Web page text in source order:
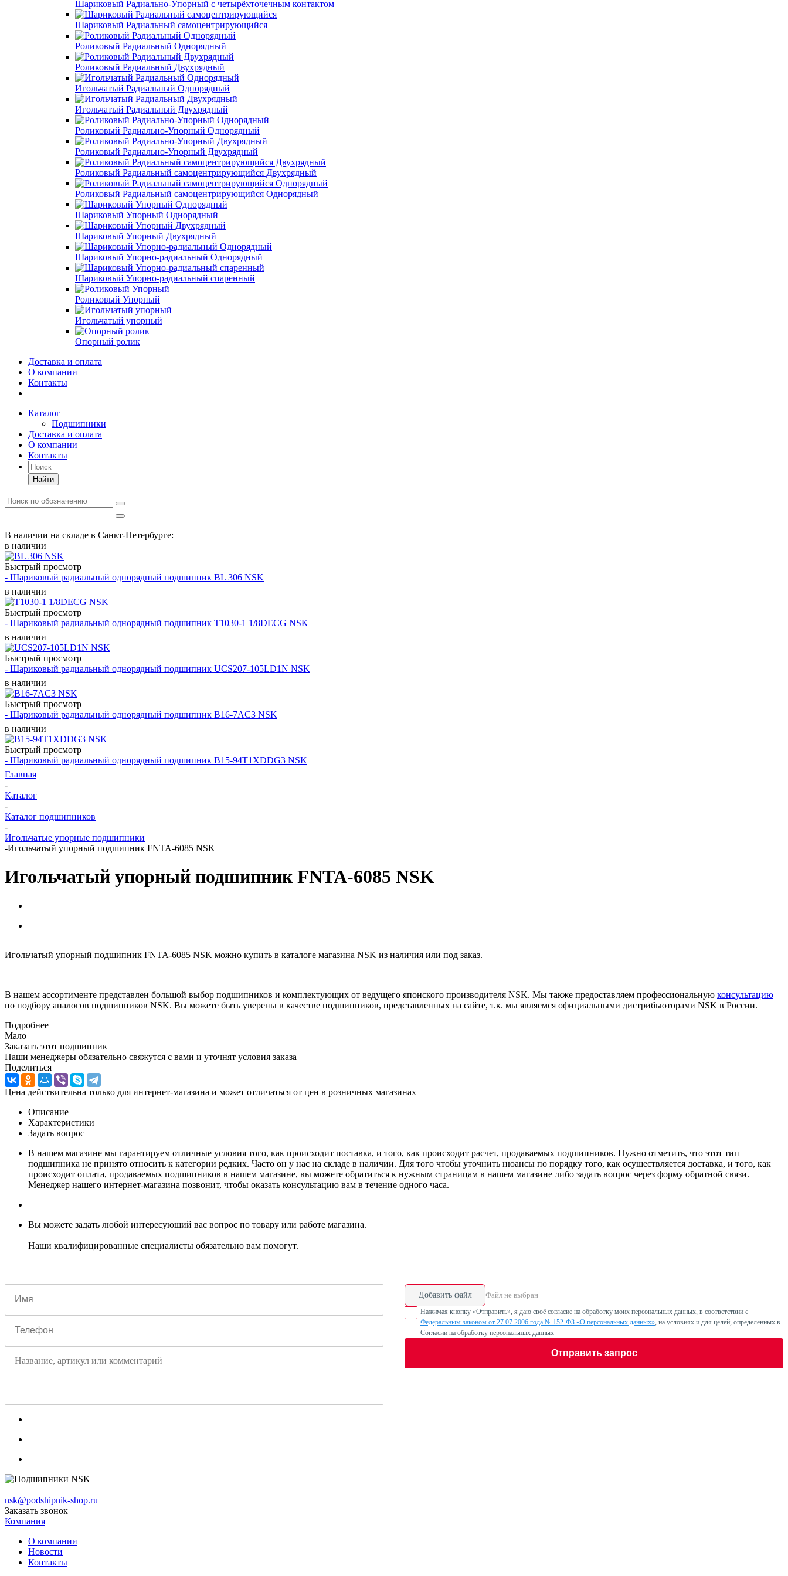
Шариковый Радиально-Упорный с четырёхточечным контактом
Шариковый Радиальный самоцентрирующийся
Роликовый Радиальный Однорядный
Роликовый Радиальный Двухрядный
Игольчатый Радиальный Однорядный
Игольчатый Радиальный Двухрядный
Роликовый Радиально-Упорный Однорядный
Роликовый Радиально-Упорный Двухрядный
Роликовый Радиальный самоцентрирующийся Двухрядный
Роликовый Радиальный самоцентрирующийся Однорядный
Шариковый Упорный Однорядный
Шариковый Упорный Двухрядный
Шариковый Упорно-радиальный Однорядный
Шариковый Упорно-радиальный спаренный
Роликовый Упорный
Игольчатый упорный
Опорный ролик
Доставка и оплата
О компании
Контакты
Каталог
Подшипники
Доставка и оплата
О компании
Контакты
Найти
В наличии на складе в Санкт-Петербурге:
в наличии
Быстрый просмотр
- Шариковый радиальный однорядный подшипник BL 306 NSK
в наличии
Быстрый просмотр
- Шариковый радиальный однорядный подшипник T1030-1 1/8DECG NSK
в наличии
Быстрый просмотр
- Шариковый радиальный однорядный подшипник UCS207-105LD1N NSK
в наличии
Быстрый просмотр
- Шариковый радиальный однорядный подшипник B16-7AC3 NSK
в наличии
Быстрый просмотр
- Шариковый радиальный однорядный подшипник B15-94T1XDDG3 NSK
Главная
-
Каталог
-
Каталог подшипников
-
Игольчатые упорные подшипники
-Игольчатый упорный подшипник FNTA-6085 NSK
Игольчатый упорный подшипник FNTA-6085 NSK
Игольчатый упорный подшипник FNTA-6085 NSK можно купить в каталоге магазина NSK из наличия или под заказ.
В нашем ассортименте представлен большой выбор подшипников и комплектующих от ведущего японского производителя NSK. Мы также предоставляем профессиональную консультацию
по подбору аналогов подшипников NSK. Вы можете быть уверены в качестве подшипников, представленных на сайте, т.к. мы являемся официальными дистрибьюторами NSK в России.
Подробнее
Мало
Заказать этот подшипник
Наши менеджеры обязательно свяжутся с вами и уточнят условия заказа
Поделиться
Цена действительна только для интернет-магазина и может отличаться от цен в розничных магазинах
Описание
Характеристики
Задать вопрос
В нашем магазине мы гарантируем отличные условия того, как происходит поставка, и того, как происходит расчет, продаваемых подшипников. Нужно отметить, что этот тип
подшипника не принято относить к категории редких. Часто он у нас на складе в наличии. Для того чтобы уточнить нюансы по порядку того, как осуществляется доставка, и того, как
происходит оплата, продаваемых подшипников в нашем магазине, вы можете обратиться к нужным страницам в нашем магазине либо задать вопрос через форму обратной связи.
Менеджер нашего интернет-магазина позвонит, чтобы оказать консультацию вам в течение одного часа.
Вы можете задать любой интересующий вас вопрос по товару или работе магазина.
Наши квалифицированные специалисты обязательно вам помогут.
Добавить файл Файл не выбран
Нажимая кнопку «Отправить», я даю своё согласие на обработку моих персональных данных, в соответствии с
Федеральным законом от 27.07.2006 года № 152-ФЗ «О персональных данных», на условиях и для целей, определенных в
Согласии на обработку персональных данных
Отправить запрос
nsk@podshipnik-shop.ru
Заказать звонок
Компания
О компании
Новости
Контакты